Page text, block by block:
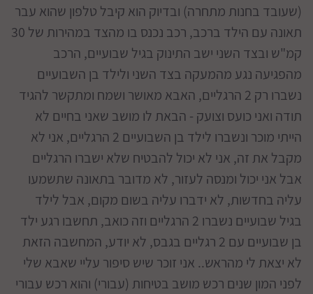
(שעובד בחנות מתחרה) ובדיוק הוא קיבל טלפון שהוא עבר
תאונה עם הילד ברכב, רכב נכנס בו מהצד במהירות של 30
קמ"ש ובצד השני ישב התינוק בגיל שבועיים, הרכב
מהפגיעה נגע מהמעקה בצד השני ולילד בן השבועיים
נשברו רק 2 הרגליים, האבא מאושר ושמח ומתקשר להגיד
תודה ואני כועס וצועק - הבאת לו מושב שאני בחיים לא
הייתי מוכר ונשברו לילד בן השבועיים 2 הרגליים, אני לא
מקבל את זה, אני לא יכול להבטיח שלא ישברו הרגליים
אבל אני יכול ומנסה לעזור, לא מדובר בתאונה שתשמעו
עליה בחדשות, לא ידברו עליה בשום מקום, אבל לילד
בגיל שבועיים נשברו 2 הרגליים וזה כואב, תחשבו רגע ילד
בן שבועיים עם 2 רגליים בגבס, לא יודע, המחשבה הזאת
לא יצאת לי מהראש.. אני זוכר שיש סיפור עליי שאבא שלי
לפני המון שנים רכש מושב בטיחות (עבורי) והוא רכש עבורי